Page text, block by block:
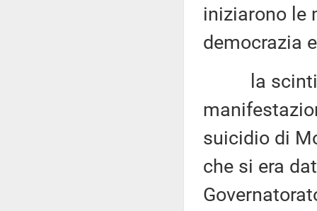
iniziarono le
democrazia
la scintilla
suicidio di
che si era